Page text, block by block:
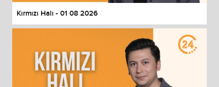
Kırmızı Halı - 01 08 2026